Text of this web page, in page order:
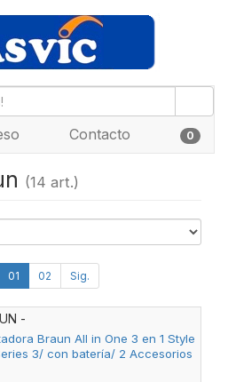
Contacto 0
(14 art.)
01 02 Sig.
-
Braun All in One 3 en 1 Style
3/ con batería/ 2 Accesorios